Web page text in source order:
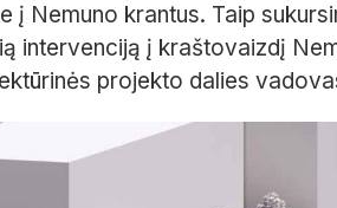
Nemuno krantus. Taip
intervenciją į kraštovaizdį
projekto dalies